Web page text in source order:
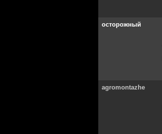
осторожный
agromontazhe